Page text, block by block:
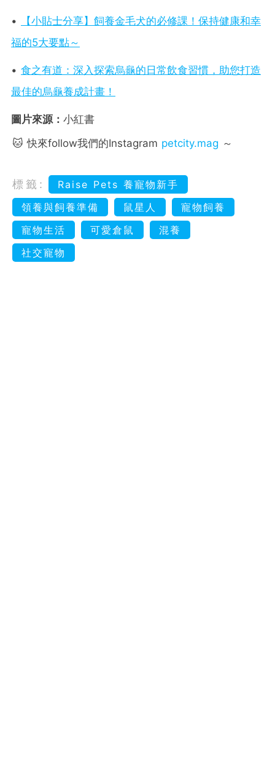
•
【小貼士分享】飼養金毛犬的必修課！保持健康和幸
福的5大要點～
• 食之有道：深入探索烏龜的日常飲食習慣，助您打造
最佳的烏龜養成計畫！
圖片來源： 小紅書
🐱 快來follow我們的Instagram petcity.mag ～
標籤:
Raise Pets 養寵物新手
領養與飼養準備
鼠星人
寵物飼養
寵物生活
可愛倉鼠
混養
社交寵物